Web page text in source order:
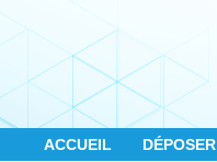
ACCUEIL DÉPOSER